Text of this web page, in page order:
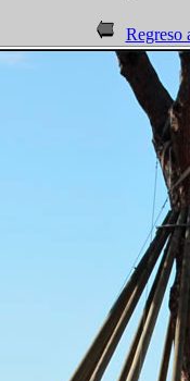
Regreso